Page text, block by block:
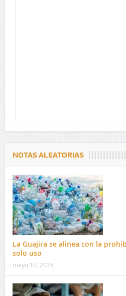
NOTAS ALEATORIAS
La Guajira se alinea con la
solo uso
mayo 10, 2024